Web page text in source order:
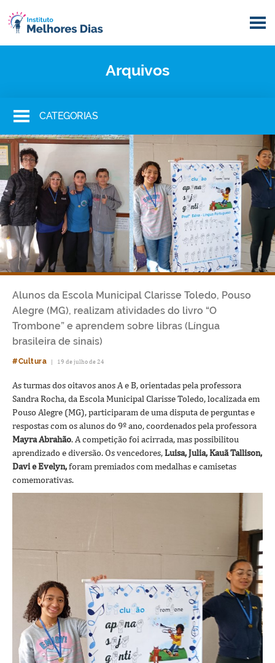
Arquivos
CATEGORIAS
Alunos da Escola Municipal Clarisse Toledo, Pouso
Alegre (MG), realizam atividades do livro “O
Trombone” e aprendem sobre libras (Língua
brasileira de sinais)
#Cultura | 19 de julho de 24
As turmas dos oitavos anos A e B, orientadas pela professora
Sandra Rocha, da Escola Municipal Clarisse Toledo, localizada em
Pouso Alegre (MG), participaram de uma disputa de perguntas e
respostas com os alunos do 9º ano, coordenados pela professora
Mayra Abrahão. A competição foi acirrada, mas possibilitou
aprendizado e diversão. Os vencedores, Luisa, Julia, Kauã Tallison,
Davi e Evelyn,foram premiados com medalhas e camisetas
comemorativas.